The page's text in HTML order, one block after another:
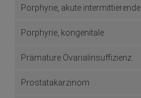
Porphyrie, akute intermittierende
Porphyrie, kongenitale
Prämature Ovarialinsuffizienz
Prostatakarzinom